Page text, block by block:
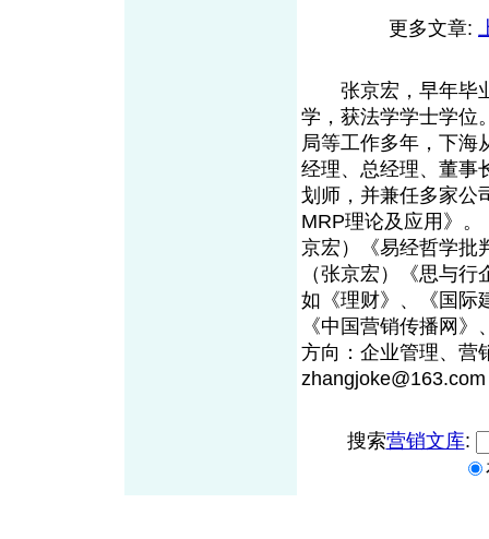
更多文章:
张京宏，早年毕业
学，获法学学士学位
局等工作多年，下海
经理、总经理、董事
划师，并兼任多家公
MRP理论及应用》
京宏）《易经哲学批
（张京宏）《思与
如《理财》、《国际
《中国营销传播网
方向：企业管理、营
搜索营销文库: